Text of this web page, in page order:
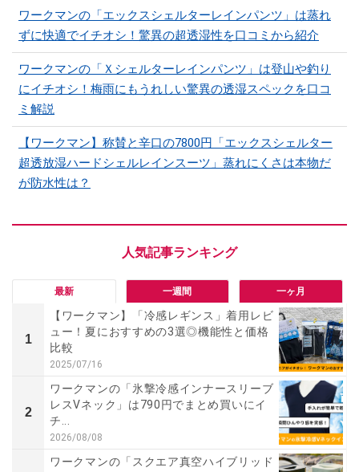
ワークマンの「エックスシェルターレインパンツ」は蒸れ
ずに快適でイチオシ！驚異の超透湿性を口コミから紹介
ワークマンの「Ｘシェルターレインパンツ」は登山や釣り
にイチオシ！梅雨にもうれしい驚異の透湿スペックを口コ
ミ解説
【ワークマン】称賛と辛口の7800円「エックスシェルター
超透放湿ハードシェルレインスーツ」蒸れにくさは本物だ
が防水性は？
最新 一週間 一ヶ月
1
【ワークマン】「冷感レギンス」着用レビ
ュー！夏におすすめの3選◎機能性と価格
比較
2025/07/16
2
ワークマンの「氷撃冷感インナースリーブ
レスVネック」は790円でまとめ買いにイ
チ...
2026/08/08
ワークマンの「スクエア真空ハイブリッド